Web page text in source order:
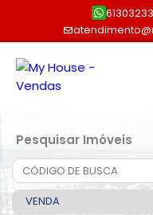
Pesquisar Imóveis